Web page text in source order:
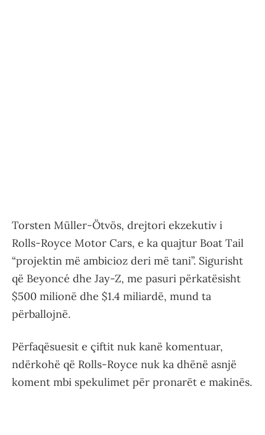
Torsten Müller-Ötvös, drejtori ekzekutiv i
Rolls-Royce Motor Cars, e ka quajtur Boat Tail
“projektin më ambicioz deri më tani”. Sigurisht
që Beyoncé dhe Jay-Z, me pasuri përkatësisht
$500 milionë dhe $1.4 miliardë, mund ta
përballojnë.
Përfaqësuesit e çiftit nuk kanë komentuar,
ndërkohë që Rolls-Royce nuk ka dhënë asnjë
koment mbi spekulimet për pronarët e makinës.